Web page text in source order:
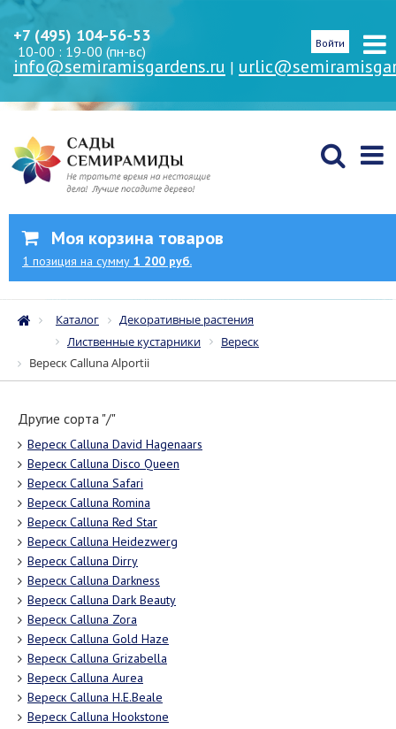
+7 (495) 104-56-53
10-00 : 19-00 (пн-вс)
info@semiramisgardens.ru |
Войти
Моя корзина товаров
1 позиция на сумму 1 200 руб.
Каталог
Декоративные растения
Лиственные кустарники
Вереск
Вереск Calluna Alportii
Другие сорта "/"
Вереск Calluna David Hagenaars
Вереск Calluna Disco Queen
Вереск Calluna Safari
Вереск Calluna Romina
Вереск Calluna Red Star
Вереск Calluna Heidezwerg
Вереск Calluna Dirry
Вереск Calluna Darkness
Вереск Calluna Dark Beauty
Вереск Calluna Zora
Вереск Calluna Gold Haze
Вереск Calluna Grizabella
Вереск Calluna Aurea
Вереск Calluna H.E.Beale
Вереск Calluna Hookstone